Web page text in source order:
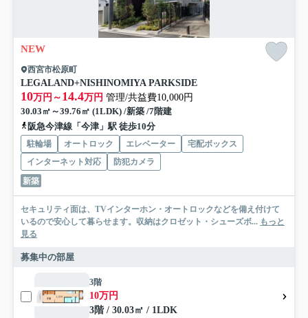
NEW
西宮市松原町
LEGALAND+NISHINOMIYA PARKSIDE
10万円～ 14.4万円 管理/共益費10,000円
30.03㎡～39.76㎡ (1LDK) /新築 /7階建
阪急今津線「今津」駅 徒歩10分
駐輪場 オートロック エレベーター
宅配ボックス
インターネット対応
防犯カメラ
新築
セキュリティ面は、TVインターホン・オートロックなどを備え付けて
いるので安心して暮らせます。収納はクロゼット・シューズボ... もっと
見る
募集中の部屋
3階
10万円
3階 / 30.03㎡ / 1LDK